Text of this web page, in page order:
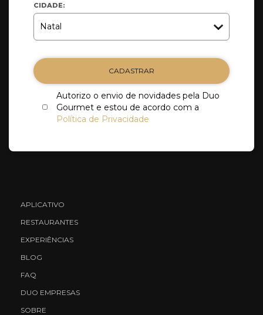
CIDADE:
CADASTRAR
Autorizo o envio de novidades pela Duo
Gourmet e estou de acordo com a
Política de Privacidade
APLICATIVO
RESTAURANTES
EXPERIÊNCIAS
BLOG
FAQ
DUO EMPRESAS
SOBRE